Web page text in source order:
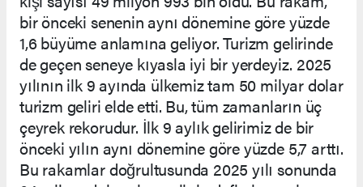
bir önceki senenin aynı dönemine göre yüzde
1,6 büyüme anlamına geliyor. Turizm gelirinde
de geçen seneye kıyasla iyi bir yerdeyiz. 2025
yılının ilk 9 ayında ülkemiz tam 50 milyar dolar
turizm geliri elde etti. Bu, tüm zamanların üç
çeyrek rekorudur. İlk 9 aylık gelirimiz de bir
önceki yılın aynı dönemine göre yüzde 5,7 arttı.
Bu rakamlar doğrultusunda 2025 yılı sonunda